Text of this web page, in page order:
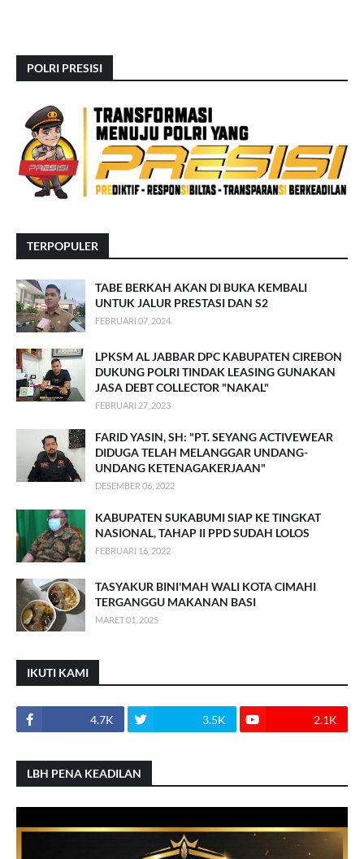
POLRI PRESISI
TERPOPULER
TABE BERKAH AKAN DI BUKA KEMBALI
UNTUK JALUR PRESTASI DAN S2
FEBRUARI 07, 2024
LPKSM AL JABBAR DPC KABUPATEN CIREBON
DUKUNG POLRI TINDAK LEASING GUNAKAN
JASA DEBT COLLECTOR "NAKAL"
FEBRUARI 27, 2023
FARID YASIN, SH: "PT. SEYANG ACTIVEWEAR
DIDUGA TELAH MELANGGAR UNDANG-
UNDANG KETENAGAKERJAAN"
DESEMBER 06, 2022
KABUPATEN SUKABUMI SIAP KE TINGKAT
NASIONAL, TAHAP II PPD SUDAH LOLOS
FEBRUARI 16, 2022
TASYAKUR BINI'MAH WALI KOTA CIMAHI
TERGANGGU MAKANAN BASI
MARET 01, 2025
IKUTI KAMI
4.7K 3.5K 2.1K
LBH PENA KEADILAN